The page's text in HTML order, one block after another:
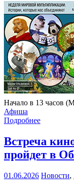
Начало в 13 часов
Афиша
Подробнее
Встреча
пройдет в
01.06.2026 Новости,